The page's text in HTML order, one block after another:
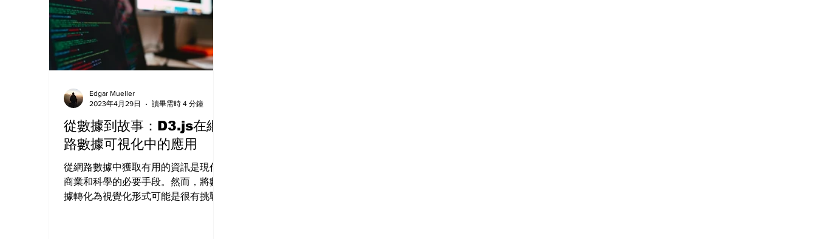
從數據到故事：D3.js在網
路數據可視化中的應用
從網路數據中獲取有用的資訊是現代
商業和科學的必要手段。然而，將數
據轉化為視覺化形式可能是很有挑戰
Edgar Mueller
2023年4月29日
讀畢需時 4 分鐘